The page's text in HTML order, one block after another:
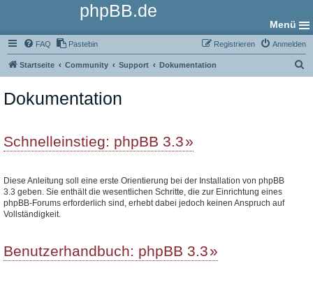
phpBB.de
Menü
FAQ Pastebin Anmelden
Registrieren
Startseite Community Support Dokumentation
Dokumentation
Schnelleinstieg: phpBB 3.3
Diese Anleitung soll eine erste Orientierung bei der Installation von phpBB
3.3 geben. Sie enthält die wesentlichen Schritte, die zur Einrichtung eines
phpBB-Forums erforderlich sind, erhebt dabei jedoch keinen Anspruch auf
Vollständigkeit.
Benutzerhandbuch: phpBB 3.3